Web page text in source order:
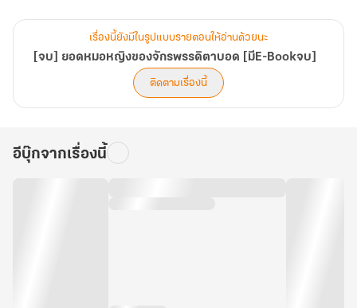
เรื่องนี้ยังมีในรูปแบบรายตอนให้อ่านด้วยนะ
[จบ] ยอดหมอหญิงของจักรพรรดิตาบอด [มีE-Bookจบ]
ติดตามเรื่องนี้
อีบุ๊กจากเรื่องนี้